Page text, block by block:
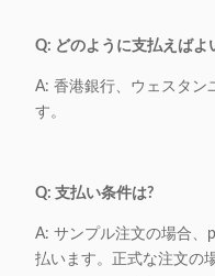
Q: どのように支払えばよ
A: 香港銀行、ウェスタン
す。
Q: 支払い条件は?
A: サンプル注文の場合、
払います。正式な注文の